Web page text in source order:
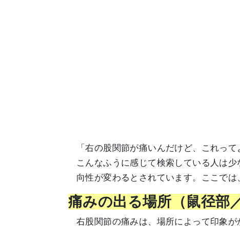
「右の股関節が痛いんだけど、これって
こんなふうに感じて検索している人は
向性が変わるとされています。ここでは
痛みの出る場所（鼠径部
右股関節の痛みは、場所によって印象が